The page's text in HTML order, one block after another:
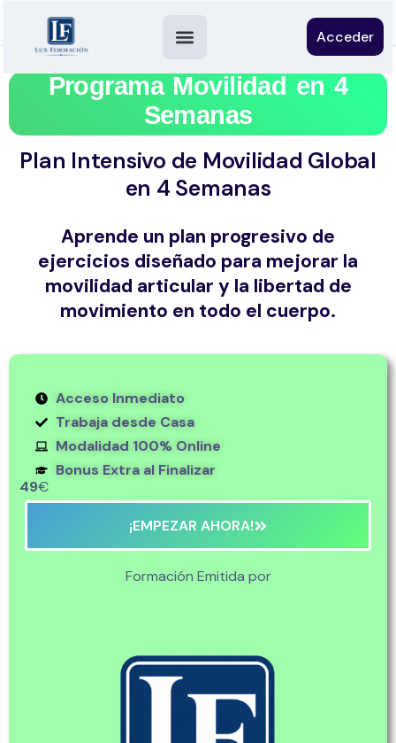
Acceder
Programa Movilidad en 4
Semanas
Plan Intensivo de Movilidad Global
en 4 Semanas
Aprende un plan progresivo de
ejercicios diseñado para mejorar la
movilidad articular y la libertad de
movimiento en todo el cuerpo.
Acceso Inmediato
Trabaja desde Casa
Modalidad 100% Online
Bonus Extra al Finalizar
49€
¡EMPEZAR AHORA!
Formación Emitida por